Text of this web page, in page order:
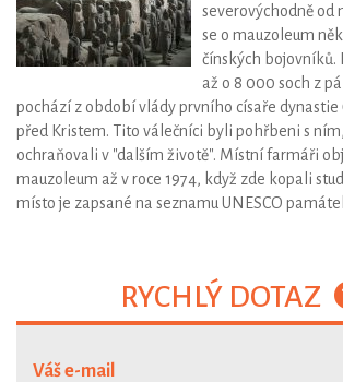
severovýchodně od
se o mauzoleum
čínských bojovníků.
až o 8 000 soch z
pochází z období vlády prvního císaře dynastie
před Kristem. Tito válečníci byli pohřbeni s
ochraňovali v "dalším životě". Místní farmáři
mauzoleum až v roce 1974, když zde kopali
místo je zapsané na seznamu UNESCO
RYCHLÝ DOTAZ
Váš e-mail